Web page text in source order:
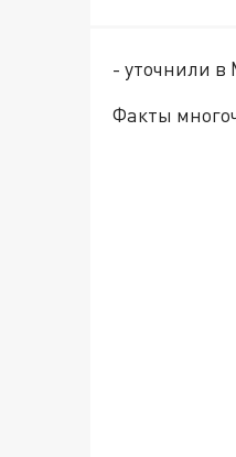
- уточнили
Факты